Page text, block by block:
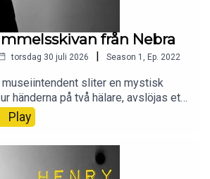
från Nebra
torsdag 30 juli 2026 | Season 1 , Ep. 2022
museiintendent sliter en mystisk
händerna på två hälare, avslöjas ett
och högt utvecklat
för forskarna. Men vad var
Vad visade den? Och hur
den hittades? Wikipedia säger sitt
från Nebra.
Play